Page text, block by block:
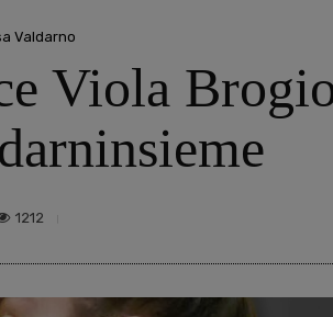
Valdarno
Viola
1212